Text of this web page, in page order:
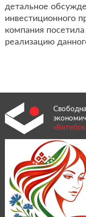
детальное
инвестиционного
компания
реализацию